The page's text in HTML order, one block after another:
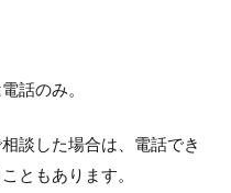
話のみ。
談した場合は、電話でき
ともあります。